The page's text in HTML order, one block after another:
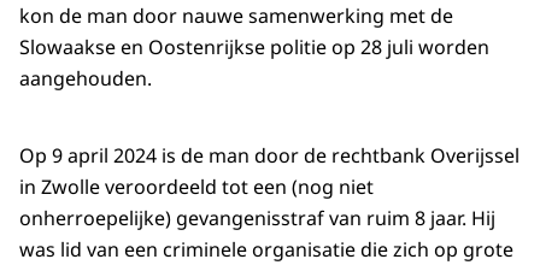
kon de man door nauwe samenwerking met de
Slowaakse en Oostenrijkse politie op 28 juli worden
aangehouden.
Op 9 april 2024 is de man door de rechtbank Overijssel
in Zwolle veroordeeld tot een (nog niet
onherroepelijke) gevangenisstraf van ruim 8 jaar. Hij
was lid van een criminele organisatie die zich op grote